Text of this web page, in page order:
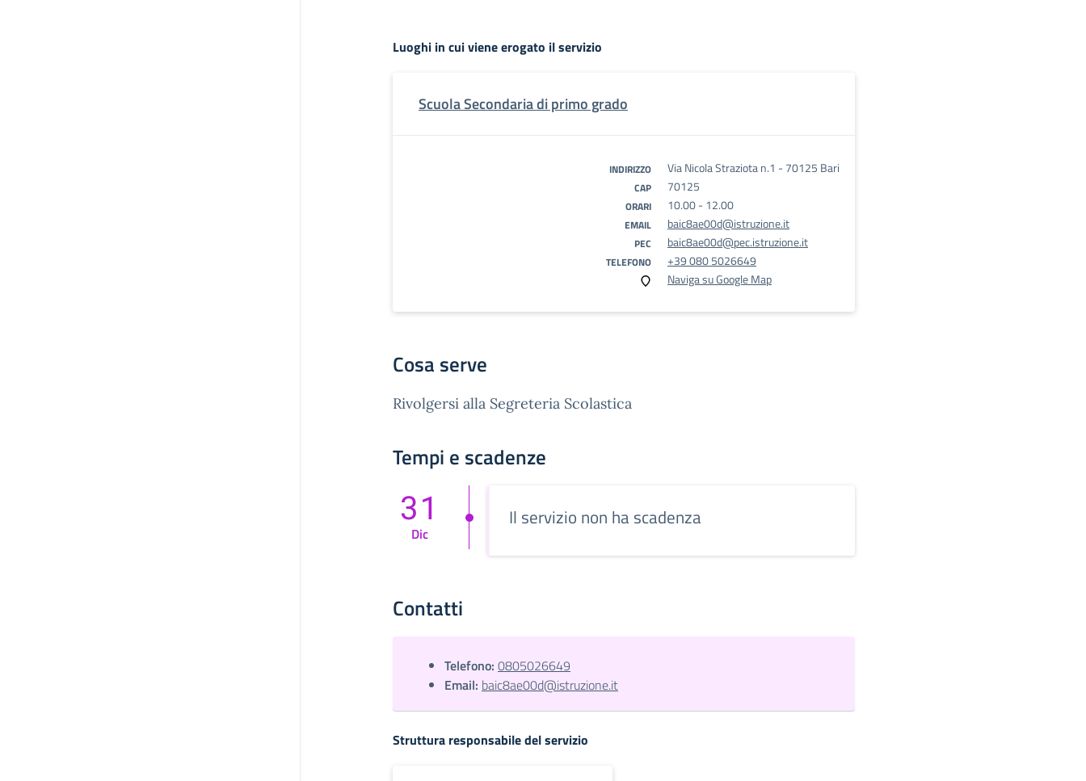
Luoghi in cui viene erogato il servizio
Scuola Secondaria di primo grado
INDIRIZZO Via Nicola Straziota n.1 - 70125 Bari
CAP 70125
ORARI 10.00 - 12.00
EMAIL baic8ae00d@istruzione.it
PEC baic8ae00d@pec.istruzione.it
TELEFONO
+39 080 5026649
Naviga su Google Map
Cosa serve
Rivolgersi alla Segreteria Scolastica
Tempi e scadenze
31
Dic
Il servizio non ha scadenza
Contatti
Telefono: 0805026649
Email: baic8ae00d@istruzione.it
Struttura responsabile del servizio